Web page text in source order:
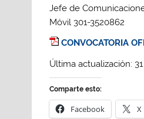
Jefe de
Móvil 301-3520862
CONVOCATORIA
Última actualización:
Comparte esto:
Facebook X